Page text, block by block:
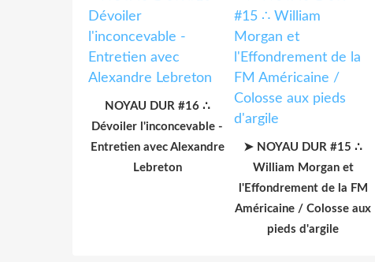
NOYAU DUR #16 ∴
Dévoiler l'inconcevable -
Entretien avec Alexandre
Lebreton
➤ NOYAU DUR #15 ∴
William Morgan et
l'Effondrement de la FM
Américaine / Colosse aux
pieds d'argile